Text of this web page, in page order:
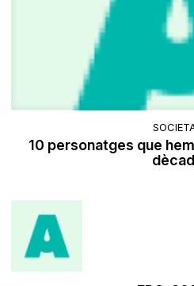
10 personatges que